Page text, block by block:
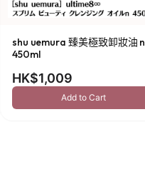
shu uemura 臻美極致卸妝油 n
450ml
HK$1,009
Add to Cart